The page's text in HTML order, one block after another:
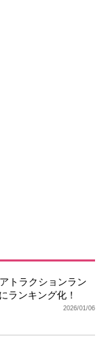
トラクションラン
ランキング化！
2026/01/06